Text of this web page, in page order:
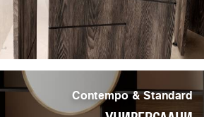
Contempo & Standard